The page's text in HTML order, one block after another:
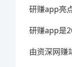
研赚app亮
研赚app是
由资深网赚